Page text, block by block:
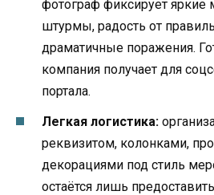
фотограф фиксирует
штурмы, радость от
драматичные поражения.
компания получает для
портала.
Легкая логистика:
реквизитом, колонками,
декорациями под стиль
остаётся лишь